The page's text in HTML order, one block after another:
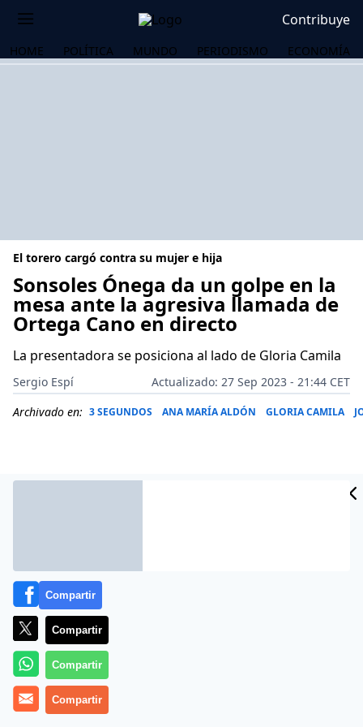
Contribuye
HOME POLÍTICA MUNDO PERIODISMO ECONOMÍA
El torero cargó contra su mujer e hija
Sonsoles Ónega da un golpe en la
mesa ante la agresiva llamada de
Ortega Cano en directo
La presentadora se posiciona al lado de Gloria Camila
Sergio Espí
Actualizado: 27 Sep 2023 - 21:44 CET
Archivado en: 3 SEGUNDOS ANA MARÍA ALDÓN GLORIA CAMILA
Más información
Compartir
Compartir
Compartir
Compartir